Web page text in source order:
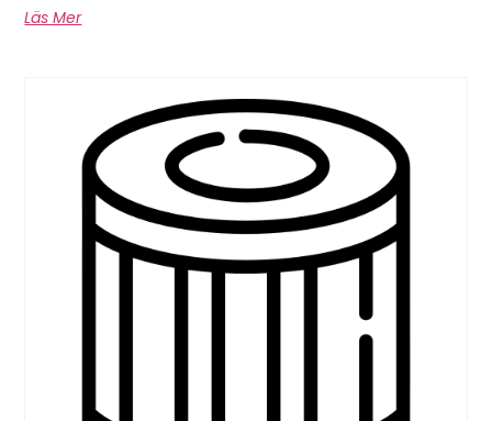
Läs Mer